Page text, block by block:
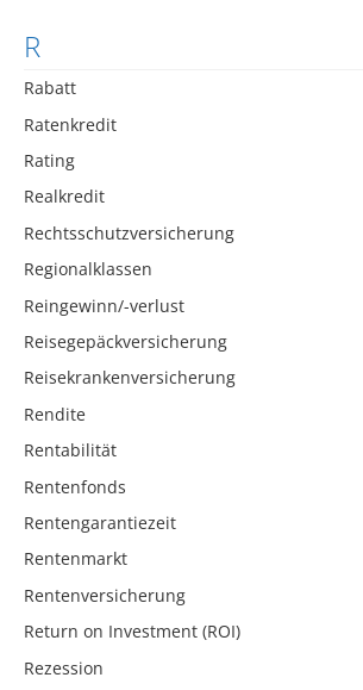
R
Rabatt
Ratenkredit
Rating
Realkredit
Rechtsschutzversicherung
Regionalklassen
Reingewinn/-verlust
Reisegepäckversicherung
Reisekrankenversicherung
Rendite
Rentabilität
Rentenfonds
Rentengarantiezeit
Rentenmarkt
Rentenversicherung
Return on Investment (ROI)
Rezession